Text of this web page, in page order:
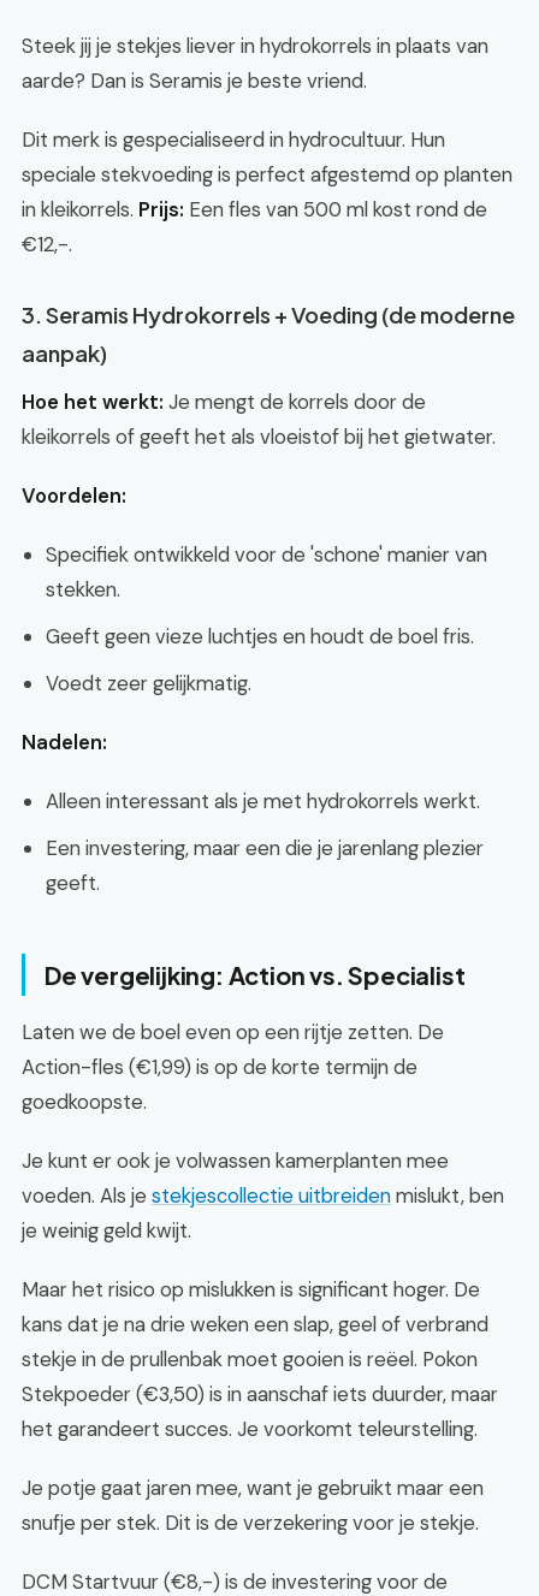
Steek jij je stekjes liever in hydrokorrels in plaats van
aarde? Dan is Seramis je beste vriend.
Dit merk is gespecialiseerd in hydrocultuur. Hun
speciale stekvoeding is perfect afgestemd op planten
in kleikorrels. Prijs: Een fles van 500 ml kost rond de
€12,-.
3. Seramis Hydrokorrels + Voeding (de moderne
aanpak)
Hoe het werkt: Je mengt de korrels door de
kleikorrels of geeft het als vloeistof bij het gietwater.
Voordelen:
Specifiek ontwikkeld voor de 'schone' manier van
stekken.
Geeft geen vieze luchtjes en houdt de boel fris.
Voedt zeer gelijkmatig.
Nadelen:
Alleen interessant als je met hydrokorrels werkt.
Een investering, maar een die je jarenlang plezier
geeft.
De vergelijking: Action vs. Specialist
Laten we de boel even op een rijtje zetten. De
Action-fles (€1,99) is op de korte termijn de
goedkoopste.
Je kunt er ook je volwassen kamerplanten mee
voeden. Als je stekjescollectie uitbreidenmislukt, ben
je weinig geld kwijt.
Maar het risico op mislukken is significant hoger. De
kans dat je na drie weken een slap, geel of verbrand
stekje in de prullenbak moet gooien is reëel. Pokon
Stekpoeder (€3,50) is in aanschaf iets duurder, maar
het garandeert succes. Je voorkomt teleurstelling.
Je potje gaat jaren mee, want je gebruikt maar een
snufje per stek. Dit is de verzekering voor je stekje.
DCM Startvuur (€8,-) is de investering voor de